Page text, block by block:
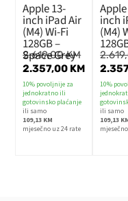
Apple 13-
inch iPad Air
(M4) Wi-Fi
128GB –
Space Grey
2.619,00KM
2.357,00 KM
10% povoljnije za
jednokratno ili
gotovinsko plaćanje
ili samo
109,13 KM
mjesečno uz 24 rate
inch
(M4)
10%
ili samo
109,13